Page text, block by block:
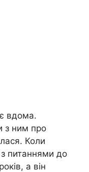
вдома.
з ним про
Коли
питаннями до
а він